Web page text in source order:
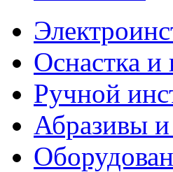
Оснастка и
Ручной
Абразивы